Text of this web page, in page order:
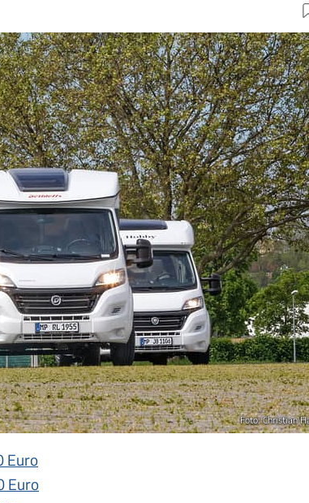
Foto: Christian
Euro
Euro